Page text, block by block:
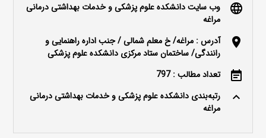
language
وب سایت دانشکده علوم پزشکی و خدمات بهداشتی درمانی
مراغه
location_on
آدرس : مراغه/ خ معلم شمالی / جنب اداره راهنمایی و
رانندگی/ ساختمان ستاد مرکزی دانشکده علوم پزشکی
event_note تعداد مطالب : 797
keyboard_arrow_up
رتبه‌بندی دانشکده علوم پزشکی و خدمات بهداشتی درمانی
مراغه